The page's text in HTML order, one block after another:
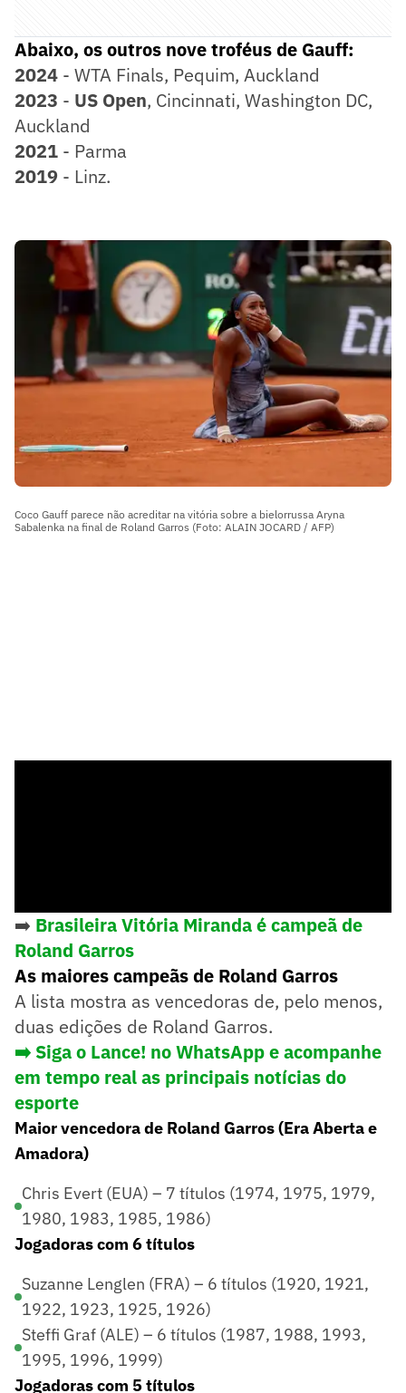
Abaixo, os outros nove troféus de Gauff:
2024 - WTA Finals, Pequim, Auckland
2023 - US Open, Cincinnati, Washington DC,
Auckland
2021 - Parma
2019 - Linz.
Coco Gauff parece não acreditar na vitória sobre a bielorrussa Aryna
Sabalenka na final de Roland Garros (Foto: ALAIN JOCARD / AFP)
➡️ Brasileira Vitória Miranda é campeã de
Roland Garros
As maiores campeãs de Roland Garros
A lista mostra as vencedoras de, pelo menos,
duas edições de Roland Garros.
➡️ Siga o Lance! no WhatsApp e acompanhe
em tempo real as principais notícias do
esporte
Maior vencedora de Roland Garros (Era Aberta e
Amadora)
Chris Evert (EUA) – 7 títulos (1974, 1975, 1979,
1980, 1983, 1985, 1986)
Jogadoras com 6 títulos
Suzanne Lenglen (FRA) – 6 títulos (1920, 1921,
1922, 1923, 1925, 1926)
Steffi Graf (ALE) – 6 títulos (1987, 1988, 1993,
1995, 1996, 1999)
Jogadoras com 5 títulos